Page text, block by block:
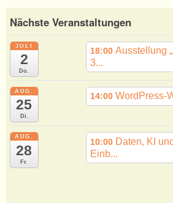
Nächste Veranstaltungen
JULI
2
Do.
18:00 Ausstellung
3...
AUG.
25
Di.
14:00 WordPress-
AUG.
28
Fr.
10:00 Daten, KI
Einb...